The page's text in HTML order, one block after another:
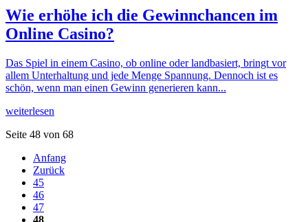
Wie erhöhe ich die Gewinnchancen im
Online Casino?
Das Spiel in einem Casino, ob online oder landbasiert, bringt vor
allem Unterhaltung und jede Menge Spannung. Dennoch ist es
schön, wenn man einen Gewinn generieren kann...
weiterlesen
Seite 48 von 68
Anfang
Zurück
45
46
47